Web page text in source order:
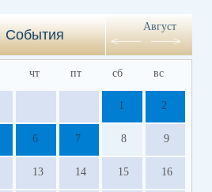
События
Август
чт пт сб вс
1 2
6 7 8 9
13 14 15 16